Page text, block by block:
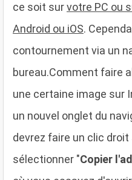
ce soit survotre PC ou
Android ou iOS.
contournement via un
bureau.Comment faire
une certaine image sur
un nouvel onglet du
devrez faire un clic
sélectionner "Copier